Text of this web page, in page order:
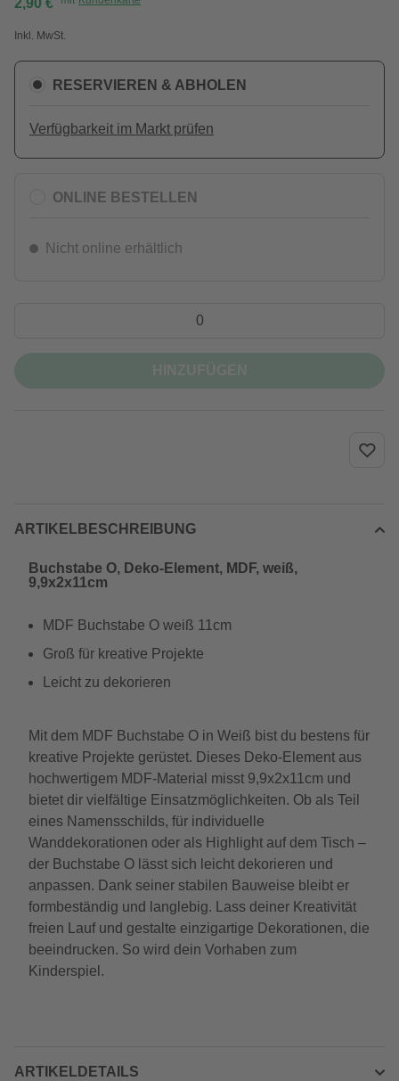
2,90 €
Inkl. MwSt.
RESERVIEREN & ABHOLEN
Verfügbarkeit im Markt prüfen
ONLINE BESTELLEN
Nicht online erhältlich
ARTIKELBESCHREIBUNG
Buchstabe O, Deko-Element, MDF, weiß,
9,9x2x11cm
MDF Buchstabe O weiß 11cm
Groß für kreative Projekte
Leicht zu dekorieren
Mit dem MDF Buchstabe O in Weiß bist du bestens für
kreative Projekte gerüstet. Dieses Deko-Element aus
hochwertigem MDF-Material misst 9,9x2x11cm und
bietet dir vielfältige Einsatzmöglichkeiten. Ob als Teil
eines Namensschilds, für individuelle
Wanddekorationen oder als Highlight auf dem Tisch –
der Buchstabe O lässt sich leicht dekorieren und
anpassen. Dank seiner stabilen Bauweise bleibt er
formbeständig und langlebig. Lass deiner Kreativität
freien Lauf und gestalte einzigartige Dekorationen, die
beeindrucken. So wird dein Vorhaben zum
Kinderspiel.
ARTIKELDETAILS